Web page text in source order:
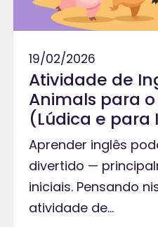
19/02/2026
Atividade de
Animals para
(Lúdica e para
Aprender inglês
divertido —
iniciais. Pensando
atividade de…